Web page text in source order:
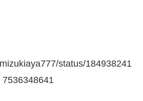
status/184938241
7536348641